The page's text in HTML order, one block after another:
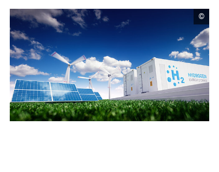
C
o
p
y
r
i
g
t
I
n
f
o
r
©